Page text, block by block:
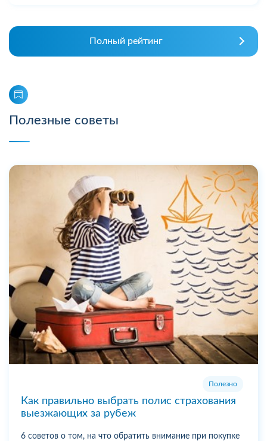
Полный рейтинг
Полезные советы
Полезно
Как правильно выбрать полис страхования
выезжающих за рубеж
6 советов о том, на что обратить внимание при покупке